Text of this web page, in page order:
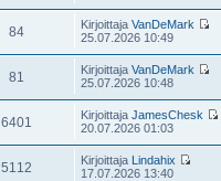
84 KirjoittajaVanDeMark
25.07.2026 10:49
81 KirjoittajaVanDeMark
25.07.2026 10:48
6401 KirjoittajaJamesChesk
20.07.2026 01:03
5112 Kirjoittaja Lindahix
17.07.2026 13:40